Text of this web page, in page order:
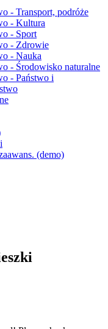
- Transport, podróże
- Kultura
- Sport
- Zdrowie
- Nauka
- Środowisko naturalne
- Państwo i
(demo)